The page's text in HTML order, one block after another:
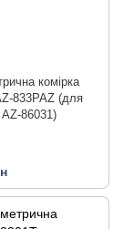
комірка
833PAZ (для
86031)